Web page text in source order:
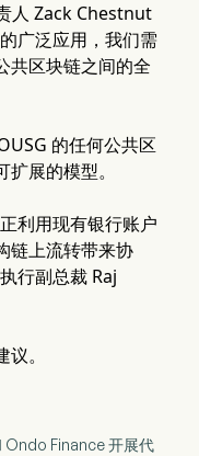
人 Zack Chestnut
广泛应用，我们需
共区块链之间的全
的任何公共区
展的模型。
利用现有银行账户
上流转带来协
行副总裁 Raj
。
Ondo Finance 开展代